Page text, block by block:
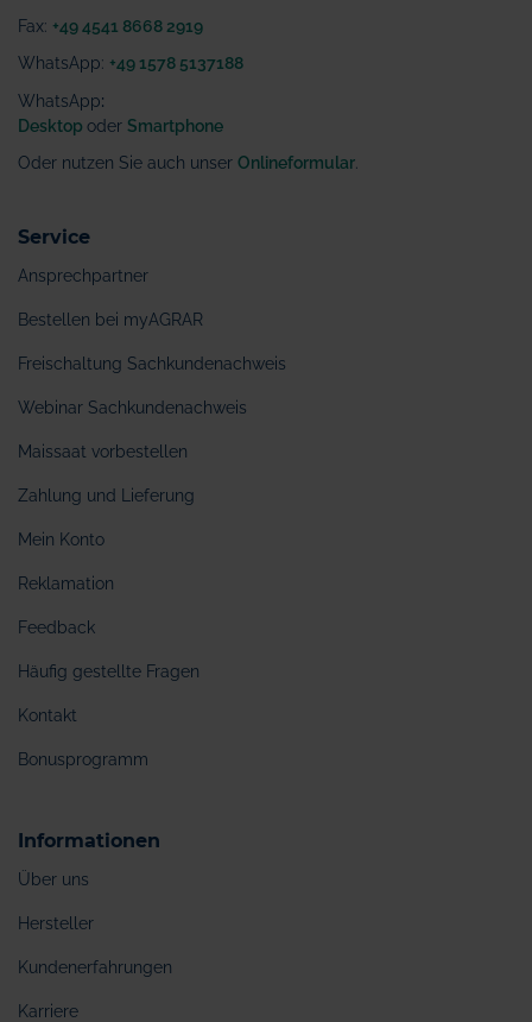
Fax: +49 4541 8668 2919
WhatsApp: +49 1578 5137188
WhatsApp:
Desktop oder Smartphone
Oder nutzen Sie auch unser Onlineformular
Service
Ansprechpartner
Bestellen bei myAGRAR
Freischaltung Sachkundenachweis
Webinar Sachkundenachweis
Maissaat vorbestellen
Zahlung und Lieferung
Mein Konto
Reklamation
Feedback
Häufig gestellte Fragen
Kontakt
Bonusprogramm
Informationen
Über uns
Hersteller
Kundenerfahrungen
Karriere